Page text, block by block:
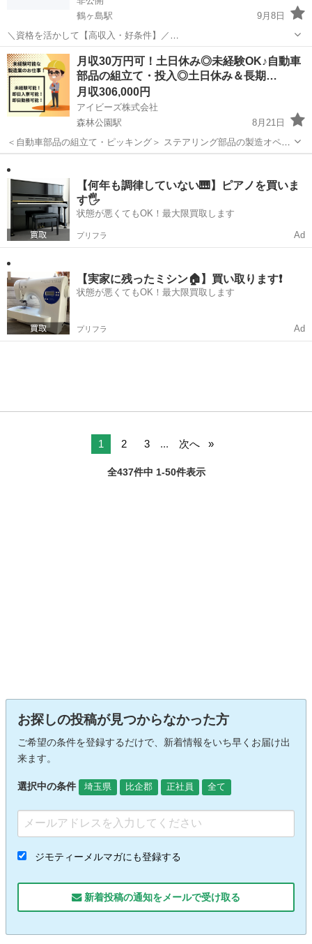
鶴ヶ島駅
9月8日
＼資格を活かして【高収入・好条件】／
━━━━━━━━━━━━━━━ ☆食品倉庫内フォークリフト作業☆
━━━━━━━━━━━━━━━ ＜“日勤”で無理なく稼ごう♪＞ 残業
も少なめで無理なく 安定して働ける職...
埼玉 比企郡 鶴ヶ島駅 工場 フォークリフト
月収30万円可！土日休み◎未経験OK♪自動車
部品の組立て・投入◎土日休み＆長期…
月収306,000円
アイビーズ株式会社
森林公園駅
8月21日
＜自動車部品の組立て・ピッキング＞ ステアリング部品の製造オペレ
ーター業務！ 【具体的には…】 ◆加工 →切削装置、研磨装置等を
使用してステアリング部品の加工オペレーション →装置を複数台稼
働させるマシ...
【何年も調律していない🎹】ピアノを買いま
す🖐️
状態が悪くてもOK！最大限買取します
プリフラ Ad
【実家に残ったミシン🏠】買い取ります❗️
状態が悪くてもOK！最大限買取します
プリフラ Ad
1 2 3 ... 次へ
全437件中 1-50件表示
お探しの投稿が見つからなかった方
ご希望の条件を登録するだけで、新着情報をいち早くお届け出
来ます。
選択中の条件 埼玉県 比企郡 正社員 全て
ジモティーメルマガにも登録する
新着投稿の通知をメールで受け取る